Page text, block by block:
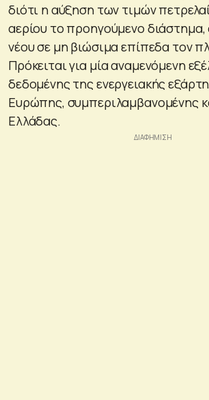
διότι η αύξηση των τιμών
αερίου το προηγούμενο
νέου σε μη βιώσιμα επίπεδα τον
Πρόκειται για μία αναμενόμενη
δεδομένης της ενεργειακής
Ευρώπης, συμπεριλαμβανομένης
Ελλάδας.